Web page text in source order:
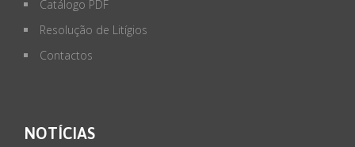
Catálogo PDF
Resolução de Litígios
Contactos
NOTÍCIAS